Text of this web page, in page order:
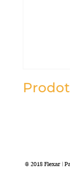
@ 2018 Flexar |